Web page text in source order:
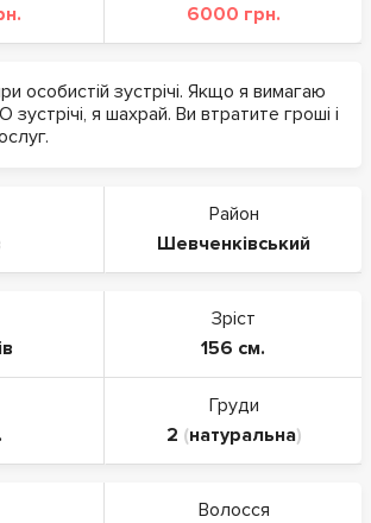
6000 грн.
особистій зустрічі. Якщо я вимагаю
я шахрай. Ви втратите гроші і
Район
Шевченківський
Зріст
156 см.
Груди
2 (натуральна)
Волосся